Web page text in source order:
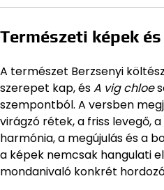
Természeti képek
A természet Berzsenyi
szerepet kap, ésA vig chloe
szempontból. A versben
virágzó rétek, a friss levegő,
harmónia, a megújulás és a
a képek nemcsak hangulati
mondanivaló konkrét